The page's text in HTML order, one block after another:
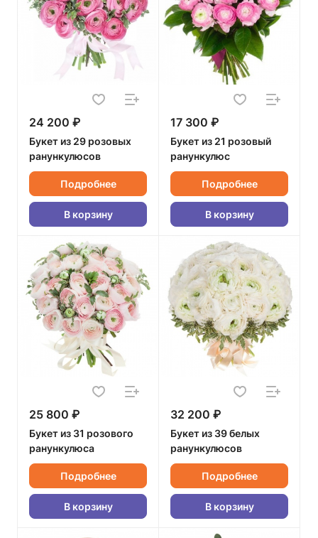
24 200 ₽
Букет из 29 розовых
ранункулюсов
Подробнее
В корзину
17 300 ₽
Букет из 21 розовый
ранункулюс
Подробнее
В корзину
25 800 ₽
Букет из 31 розового
ранункулюса
Подробнее
В корзину
32 200 ₽
Букет из 39 белых
ранункулюсов
Подробнее
В корзину